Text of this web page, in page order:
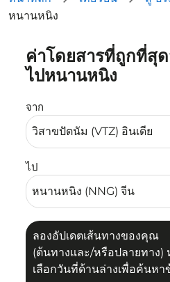
หนานหนิง
ค่าโดยสารที่ถูกที่สุ
ไปหนานหนิง
จาก
ไป
ลองอัปเดตเส้นทางของคุณ
(ต้นทางและ/หรือปลายทาง)
เลือกวันที่ด้านล่างเพื่อค้นหา
ลองอัปเดตเส้นทางของคุณ (